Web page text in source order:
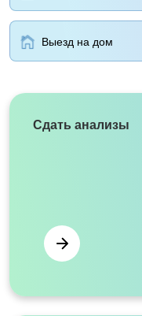
Выезд на дом
Сдать анализы